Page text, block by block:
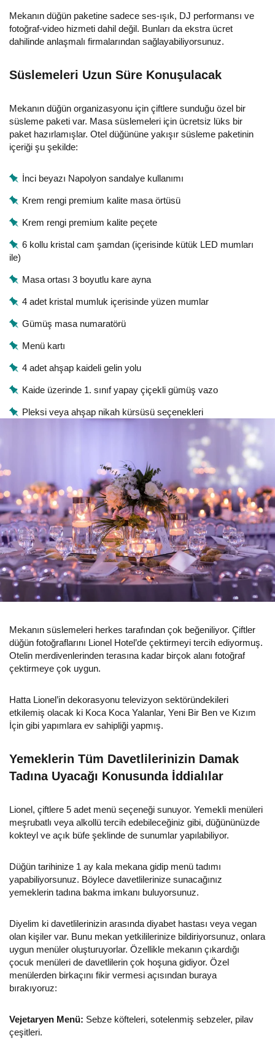
Mekanın düğün paketine sadece ses-ışık, DJ performansı ve
fotoğraf-video hizmeti dahil değil. Bunları da ekstra ücret
dahilinde anlaşmalı firmalarından sağlayabiliyorsunuz.
Süslemeleri Uzun Süre Konuşulacak
Mekanın düğün organizasyonu için çiftlere sunduğu özel bir
süsleme paketi var. Masa süslemeleri için ücretsiz lüks bir
paket hazırlamışlar. Otel düğününe yakışır süsleme paketinin
içeriği şu şekilde:
İnci beyazı Napolyon sandalye kullanımı
Krem rengi premium kalite masa örtüsü
Krem rengi premium kalite peçete
6 kollu kristal cam şamdan (içerisinde kütük LED mumları
ile)
Masa ortası 3 boyutlu kare ayna
4 adet kristal mumluk içerisinde yüzen mumlar
Gümüş masa numaratörü
Menü kartı
4 adet ahşap kaideli gelin yolu
Kaide üzerinde 1. sınıf yapay çiçekli gümüş vazo
Pleksi veya ahşap nikah kürsüsü seçenekleri
Mekanın süslemeleri herkes tarafından çok beğeniliyor. Çiftler
düğün fotoğraflarını Lionel Hotel’de çektirmeyi tercih ediyormuş.
Otelin merdivenlerinden terasına kadar birçok alanı fotoğraf
çektirmeye çok uygun.
Hatta Lionel’in dekorasyonu televizyon sektöründekileri
etkilemiş olacak ki Koca Koca Yalanlar, Yeni Bir Ben ve Kızım
İçin gibi yapımlara ev sahipliği yapmış.
Yemeklerin Tüm Davetlilerinizin Damak
Tadına Uyacağı Konusunda İddialılar
Lionel, çiftlere 5 adet menü seçeneği sunuyor. Yemekli menüleri
meşrubatlı veya alkollü tercih edebileceğiniz gibi, düğününüzde
kokteyl ve açık büfe şeklinde de sunumlar yapılabiliyor.
Düğün tarihinize 1 ay kala mekana gidip menü tadımı
yapabiliyorsunuz. Böylece davetlilerinize sunacağınız
yemeklerin tadına bakma imkanı buluyorsunuz.
Diyelim ki davetlilerinizin arasında diyabet hastası veya vegan
olan kişiler var. Bunu mekan yetkililerinize bildiriyorsunuz, onlara
uygun menüler oluşturuyorlar. Özellikle mekanın çıkardığı
çocuk menüleri de davetlilerin çok hoşuna gidiyor. Özel
menülerden birkaçını fikir vermesi açısından buraya
bırakıyoruz:
Vejetaryen Menü: Sebze köfteleri, sotelenmiş sebzeler, pilav
çeşitleri.